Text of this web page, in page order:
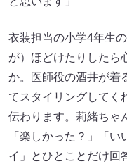
衣装担当の小学4年生
が）ほどけたりしたら
か。医師役の酒井が着
てスタイリングしてく
伝わります。莉緒ちゃ
「楽しかった？」「
イ」とひとことだけ回